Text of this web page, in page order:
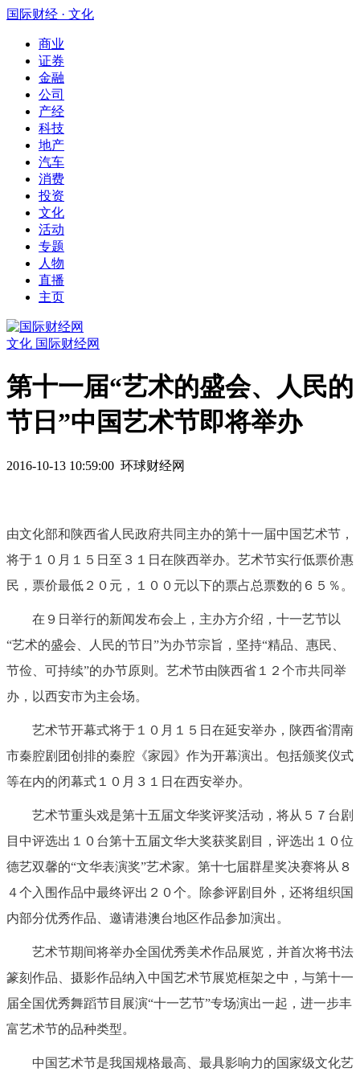
国际财经 · 文化
商业
证券
金融
公司
产经
科技
地产
汽车
消费
投资
文化
活动
专题
人物
直播
主页
文化 国际财经网
第十一届“艺术的盛会、人民的
节日”中国艺术节即将举办
2016-10-13 10:59:00 环球财经网
由文化部和陕西省人民政府共同主办的第十一届中国艺术节，
将于１０月１５日至３１日在陕西举办。艺术节实行低票价惠
民，票价最低２０元，１００元以下的票占总票数的６５％。
在９日举行的新闻发布会上，主办方介绍，十一艺节以
“艺术的盛会、人民的节日”为办节宗旨，坚持“精品、惠民、
节俭、可持续”的办节原则。艺术节由陕西省１２个市共同举
办，以西安市为主会场。
艺术节开幕式将于１０月１５日在延安举办，陕西省渭南
市秦腔剧团创排的秦腔《家园》作为开幕演出。包括颁奖仪式
等在内的闭幕式１０月３１日在西安举办。
艺术节重头戏是第十五届文华奖评奖活动，将从５７台剧
目中评选出１０台第十五届文华大奖获奖剧目，评选出１０位
德艺双馨的“文华表演奖”艺术家。第十七届群星奖决赛将从８
４个入围作品中最终评出２０个。除参评剧目外，还将组织国
内部分优秀作品、邀请港澳台地区作品参加演出。
艺术节期间将举办全国优秀美术作品展览，并首次将书法
篆刻作品、摄影作品纳入中国艺术节展览框架之中，与第十一
届全国优秀舞蹈节目展演“十一艺节”专场演出一起，进一步丰
富艺术节的品种类型。
中国艺术节是我国规格最高、最具影响力的国家级文化艺